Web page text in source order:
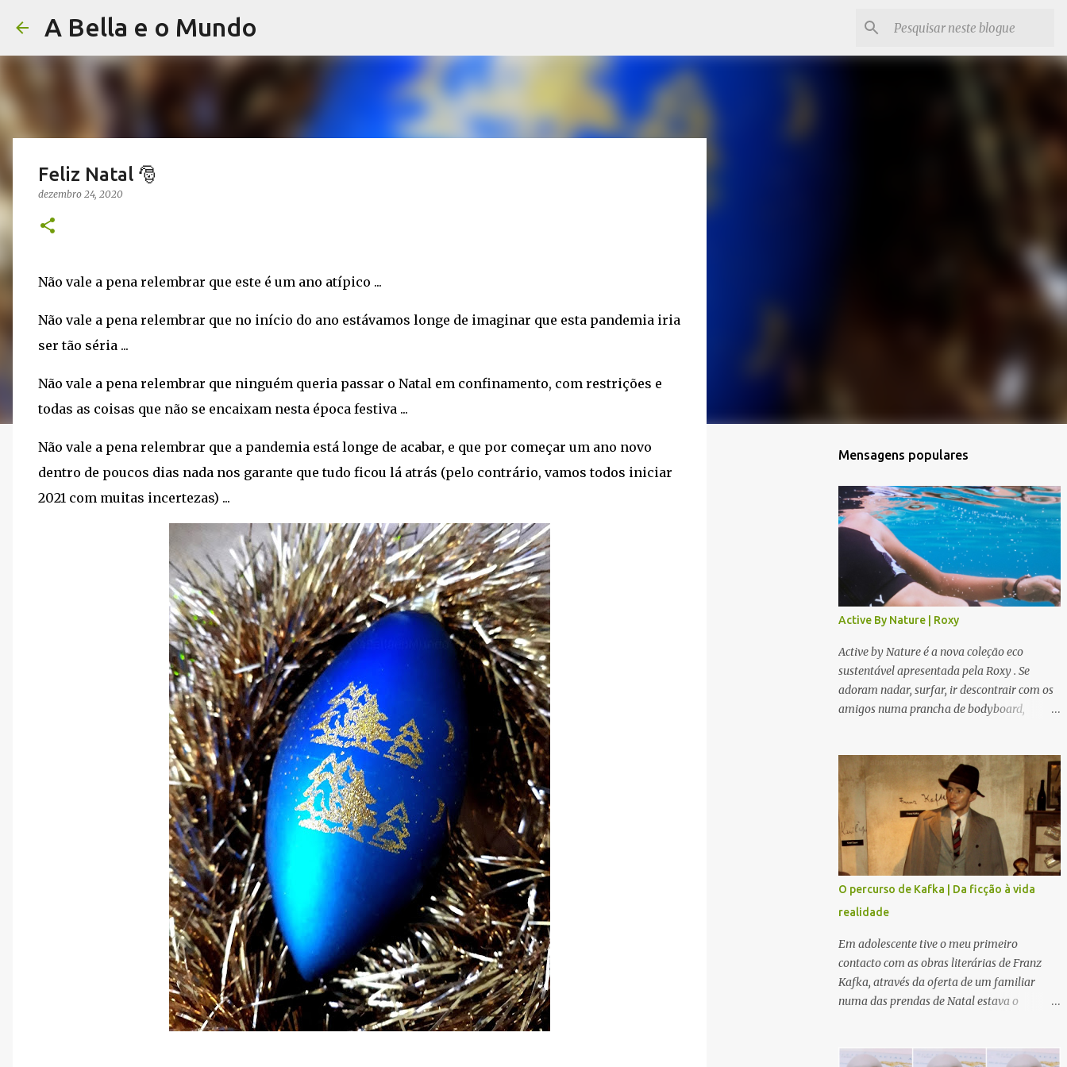
A Bella e o Mundo
Feliz Natal 🎅
dezembro 24, 2020
Não vale a pena relembrar que este é um ano atípico ...
Não vale a pena relembrar que no início do ano estávamos longe de imaginar que esta pandemia iria
ser tão séria ...
Não vale a pena relembrar que ninguém queria passar o Natal em confinamento, com restrições e
todas as coisas que não se encaixam nesta época festiva ...
Não vale a pena relembrar que a pandemia está longe de acabar, e que por começar um ano novo
dentro de poucos dias nada nos garante que tudo ficou lá atrás (pelo contrário, vamos todos iniciar
2021 com muitas incertezas) ...
Mensagens populares
Active By Nature | Roxy
Active by Nature é a nova coleção eco
sustentável apresentada pela Roxy . Se
adoram nadar, surfar, ir descontrair com os
amigos numa prancha de bodyboard,
família, há novidades para todos. Modelos
giros e confortáveis que se adaptam a cada
ocasião. Mas, se preferem fazer running,
uma bela caminha em boa companhia, ou
mesmo estarem sozinhos no meio da
Natureza numa calma meditação, esta
coleção também é perfeita. Para tempo
quente ou frio, e com várias camadas aptas
para vários locais da nossa Mãe Terra, seja
debaixo de água ou no topo de uma
Montanha cheia de neve, ajustáveis ao
corpo e aos nossos movimentos, criada com
os melhores materiais para cada versão
idealizada para prolongar a união entre
O percurso de Kafka | Da ficção à vida
realidade
Em adolescente tive o meu primeiro
contacto com as obras literárias de Franz
Kafka, através da oferta de um familiar
numa das prendas de Natal estava o
de "viagem" que um livro nos dá. Nessa